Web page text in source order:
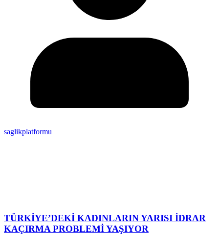
saglikplatformu
TÜRKİYE’DEKİ KADINLARIN YARISI İDRAR
KAÇIRMA PROBLEMİ YAŞIYOR